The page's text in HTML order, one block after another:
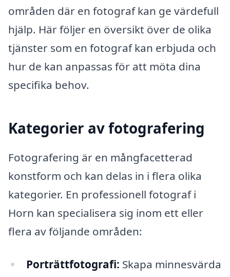
områden där en fotograf kan ge värdefull
hjälp. Här följer en översikt över de olika
tjänster som en fotograf kan erbjuda och
hur de kan anpassas för att möta dina
specifika behov.
Kategorier av fotografering
Fotografering är en mångfacetterad
konstform och kan delas in i flera olika
kategorier. En professionell fotograf i
Horn kan specialisera sig inom ett eller
flera av följande områden:
Porträttfotografi: Skapa minnesvärda